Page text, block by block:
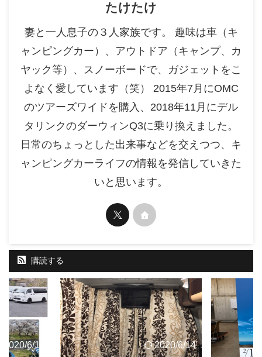
たけたけ
妻と一人息子の３人家族です。 趣味は車（キ
ャンピングカー）、アウトドア（キャンプ、カ
ヤック等）、スノーボードで、ガジェットをこ
よなく愛しています（笑） 2015年7月にOMC
のツアーズワイドを購入、2018年11月にデル
タリンクのダーウィンQ3に乗り換えました。
日常のちょっとした出来事などを交えつつ、キ
ャンピングカーライフの情報を発信していきた
いと思います。
購読する
2020/6/14 2020/6/14